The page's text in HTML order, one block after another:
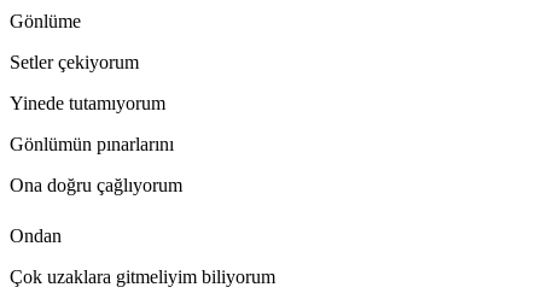
Gönlüme
Setler çekiyorum
Yinede tutamıyorum
Gönlümün pınarlarını
Ona doğru çağlıyorum
Ondan
Çok uzaklara gitmeliyim biliyorum